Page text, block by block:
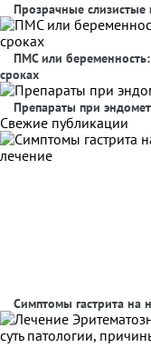
Прозрачные слизистые
ПМС или
сроках
Препараты при
Свежие публикации
Симптомы гастрита на